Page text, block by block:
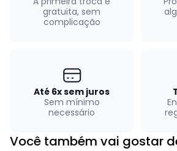
gratuita, sem
complicação
Até 6x sem juros
Sem mínimo
necessário
Você também vai gostar